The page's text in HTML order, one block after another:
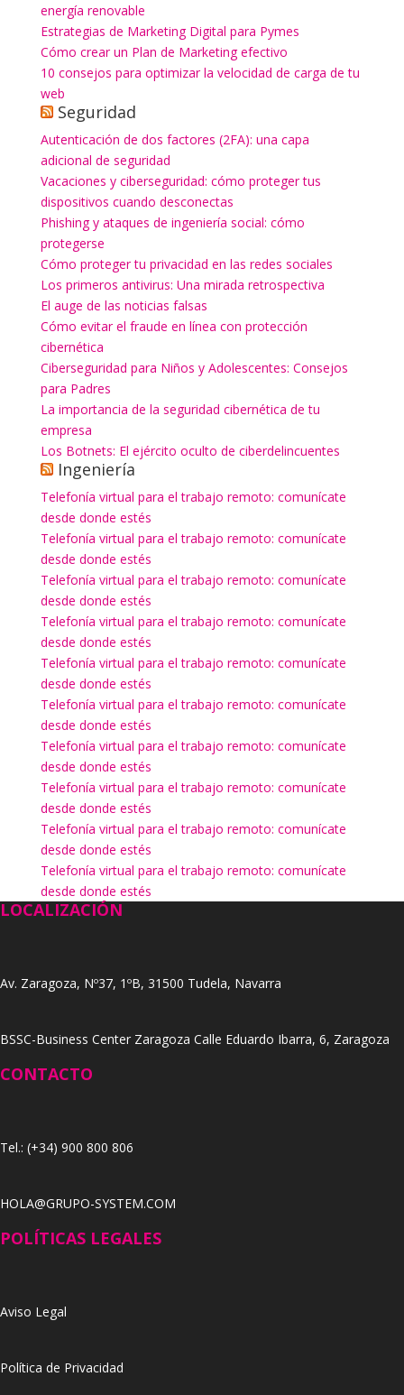
energía renovable
Estrategias de Marketing Digital para Pymes
Cómo crear un Plan de Marketing efectivo
10 consejos para optimizar la velocidad de carga de tu
web
Seguridad
Autenticación de dos factores (2FA): una capa
adicional de seguridad
Vacaciones y ciberseguridad: cómo proteger tus
dispositivos cuando desconectas
Phishing y ataques de ingeniería social: cómo
protegerse
Cómo proteger tu privacidad en las redes sociales
Los primeros antivirus: Una mirada retrospectiva
El auge de las noticias falsas
Cómo evitar el fraude en línea con protección
cibernética
Ciberseguridad para Niños y Adolescentes: Consejos
para Padres
La importancia de la seguridad cibernética de tu
empresa
Los Botnets: El ejército oculto de ciberdelincuentes
Ingeniería
Telefonía virtual para el trabajo remoto: comunícate
desde donde estés
Telefonía virtual para el trabajo remoto: comunícate
desde donde estés
Telefonía virtual para el trabajo remoto: comunícate
desde donde estés
Telefonía virtual para el trabajo remoto: comunícate
desde donde estés
Telefonía virtual para el trabajo remoto: comunícate
desde donde estés
Telefonía virtual para el trabajo remoto: comunícate
desde donde estés
Telefonía virtual para el trabajo remoto: comunícate
desde donde estés
Telefonía virtual para el trabajo remoto: comunícate
desde donde estés
Telefonía virtual para el trabajo remoto: comunícate
desde donde estés
Telefonía virtual para el trabajo remoto: comunícate
desde donde estés
LOCALIZACIÓN
Av. Zaragoza, Nº37, 1ºB, 31500 Tudela, Navarra
BSSC-Business Center Zaragoza Calle Eduardo Ibarra, 6, Zaragoza
CONTACTO
Tel.: (+34) 900 800 806
HOLA@GRUPO-SYSTEM.COM
POLÍTICAS LEGALES
Aviso Legal
Política de Privacidad